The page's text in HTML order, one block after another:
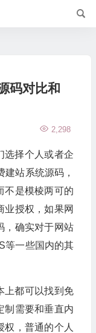
码对比和
2,298
选择个人或者企
站系统源码，
不是模棱两可的
业授权，如果网
，确实对于网站
等一些国内的其
上都可以找到免
制需要和垂直内
权，普通的个人